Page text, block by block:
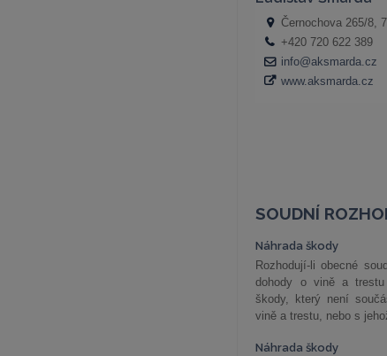
SOUDNÍ
Náhrada škody
Rozhodují-li obecné
dohody o vině a
škody, který není
vině a trestu, nebo s
Náhrada škody